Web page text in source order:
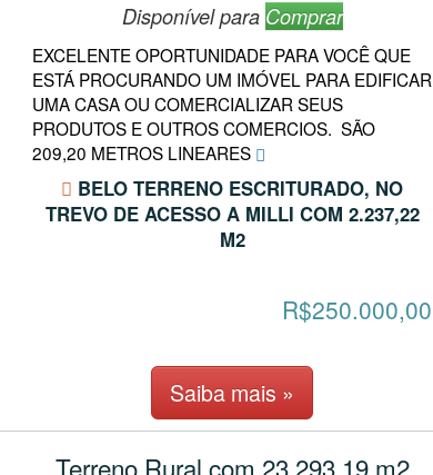
Disponível para Comprar
EXCELENTE OPORTUNIDADE PARA VOCÊ QUE
ESTÁ PROCURANDO UM IMÓVEL PARA EDIFICAR
UMA CASA OU COMERCIALIZAR SEUS
PRODUTOS E OUTROS COMERCIOS. SÃO
209,20 METROS LINEARES
BELO TERRENO ESCRITURADO, NO
TREVO DE ACESSO A MILLI COM 2.237,22
M2
R$250.000,00
Saiba mais »
Terreno Rural com 23.293,19 m2